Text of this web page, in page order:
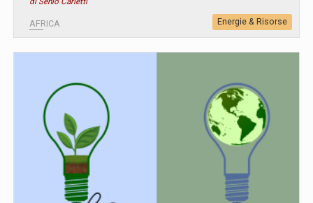
AFRICA Energie & Risorse